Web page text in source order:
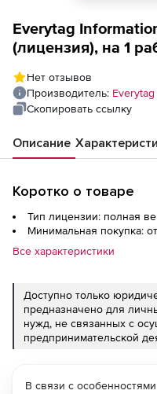
Everytag
(лицензия), на 1
использования
обязательства на
Нет отзывов
Производитель: Everytag
Скопировать ссылку
Описание
Коротко о товаре
Тип лицензии: полная
Минимальная покупка:
Все характеристики
Доступно только
предназначено для
нужд, не связанных с
предпринимательской
В связи с